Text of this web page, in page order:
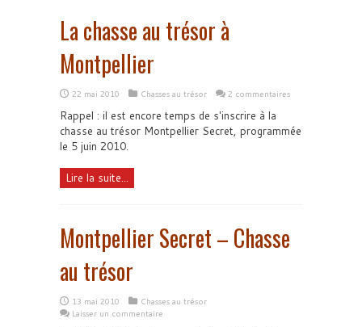
La chasse au trésor à
Montpellier
22 mai 2010 Chasses au trésor 2 commentaires
Rappel : il est encore temps de s'inscrire à la
chasse au trésor Montpellier Secret, programmée
le 5 juin 2010.
Lire la suite...
Montpellier Secret – Chasse
au trésor
13 mai 2010
Chasses au trésor
Laisser un commentaire